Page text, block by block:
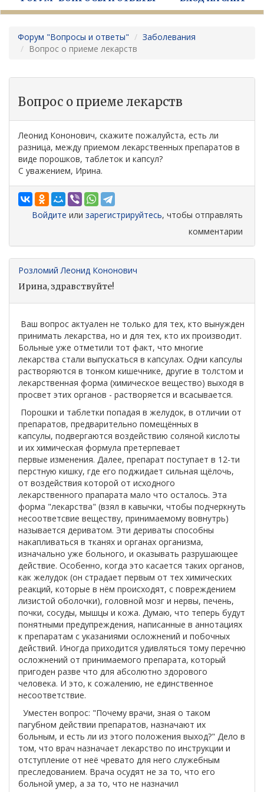
Форум "Вопросы и ответы"
Заболевания
Вопрос о приеме лекарств
Вопрос о приеме лекарств
Леонид Кононович, скажите пожалуйста, есть ли
разница, между приемом лекарственных препаратов в
виде порошков, таблеток и капсул?
С уважением, Ирина.
Войдите или зарегистрируйтесь, чтобы отправлять
комментарии
Розломий Леонид Кононович
Ирина, здравствуйте!
Ваш вопрос актуален не только для тех, кто вынужден
принимать лекарства, но и для тех, кто их производит.
Больные уже отметили тот факт, что многие
лекарства стали выпускаться в капсулах. Одни капсулы
растворяются в тонком кишечнике, другие в толстом и
лекарственная форма (химическое вещество) выходя в
просвет этих органов - растворяется и всасывается.
Порошки и таблетки попадая в желудок, в отличии от
препаратов, предварительно помещённых в
капсулы, подвергаются воздействию соляной кислоты
и их химическая формула претерпевает
первые изменения. Далее, препарат поступает в 12-ти
перстную кишку, где его поджидает сильная щёлочь,
от воздействия которой от исходного
лекарственного прапарата мало что осталось. Эта
форма "лекарства" (взял в кавычки, чтобы подчеркнуть
несоответсвие веществу, принимаемому вовнутрь)
называется дериватом. Эти дериваты способны
накапливаться в тканях и органах организма,
изначально уже больного, и оказывать разрушающее
действие. Особенно, когда это касается таких органов,
как желудок (он страдает первым от тех химических
реакций, которые в нём происходят, с повреждением
лизистой оболочки), головной мозг и нервы, печень,
почки, сосуды, мышцы и кожа. Думаю, что теперь будут
понятными предупреждения, написанные в аннотациях
к препаратам с указаниями осложнений и побочных
действий. Иногда приходится удивляться тому перечню
осложнений от принимаемого препарата, который
пригоден разве что для абсолютно здорового
человека. И это, к сожалению, не единственное
несоответствие.
Уместен вопрос: "Почему врачи, зная о таком
пагубном действии препаратов, назначают их
больным, и есть ли из этого положения выход?" Дело в
том, что врач назначает лекарство по инструкции и
отступление от неё чревато для него служебным
преследованием. Врача осудят не за то, что его
больной умер, а за то, что не назначил